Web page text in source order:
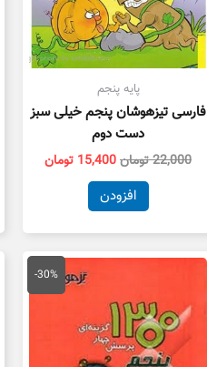
پایه پنجم
فارسی تیزهوشان پنجم خیلی سبز
دست دوم
22,000تومان15,400 تومان
افزودن
-30%
قیمت
16,000 تومان
بود.
قیمت
فعلی